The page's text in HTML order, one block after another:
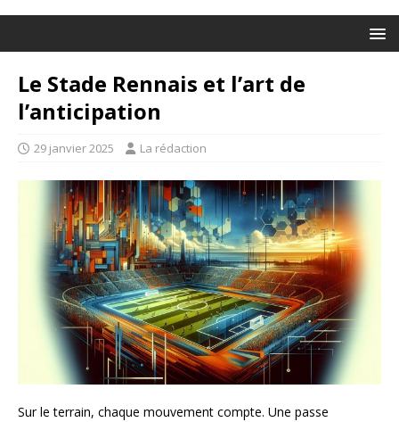
Le Stade Rennais et l’art de
l’anticipation
29 janvier 2025 La rédaction
Sur le terrain, chaque mouvement compte. Une passe